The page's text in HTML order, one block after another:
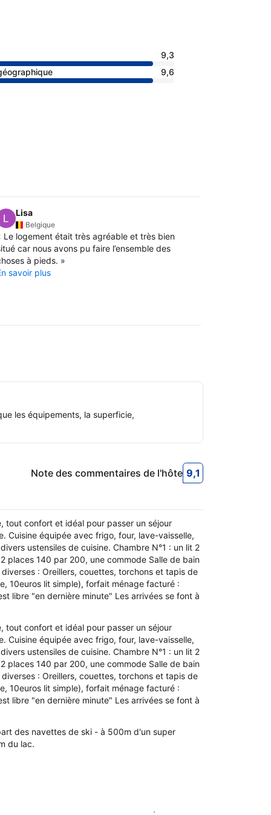
9,3
9,6
Lisa
Belgique
Le logement était très agréable et très bien
car nous avons pu faire l’ensemble des
à pieds. »
savoir plus
les équipements, la superficie,
9,1
9,1 Note des
Note des commentaires de l'hôte
tout confort et idéal pour passer un séjour
Cuisine équipée avec frigo, four, lave-vaisselle,
ustensiles de cuisine. Chambre N°1 : un lit 2
places 140 par 200, une commode Salle de bain
: Oreillers, couettes, torchons et tapis de
10euros lit simple), forfait ménage facturé :
libre "en dernière minute" Les arrivées se font à
tout confort et idéal pour passer un séjour
Cuisine équipée avec frigo, four, lave-vaisselle,
ustensiles de cuisine. Chambre N°1 : un lit 2
places 140 par 200, une commode Salle de bain
: Oreillers, couettes, torchons et tapis de
10euros lit simple), forfait ménage facturé :
libre "en dernière minute" Les arrivées se font à
des navettes de ski - à 500m d'un super
du lac.
Voir les disponibilités